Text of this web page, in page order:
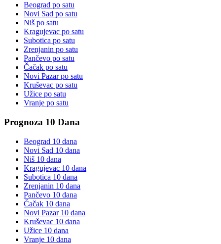
Beograd po satu
Novi Sad po satu
Niš po satu
Kragujevac po satu
Subotica po satu
Zrenjanin po satu
Pančevo po satu
Čačak po satu
Novi Pazarpo satu
Kruševac po satu
Užice po satu
Vranje po satu
Prognoza 10 Dana
Beograd 10 dana
Novi Sad 10 dana
Niš 10 dana
Kragujevac 10 dana
Subotica 10 dana
Zrenjanin 10 dana
Pančevo 10 dana
Čačak 10 dana
Novi Pazar10 dana
Kruševac 10 dana
Užice 10 dana
Vranje 10 dana